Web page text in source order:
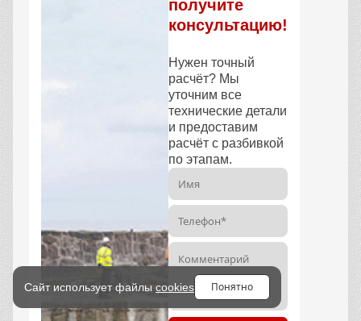
получите
консультацию!
Нужен точный
расчёт? Мы
уточним все
технические детали
и предоставим
расчёт с разбивкой
по этапам.
Сайт использует файлы cookies Понятно